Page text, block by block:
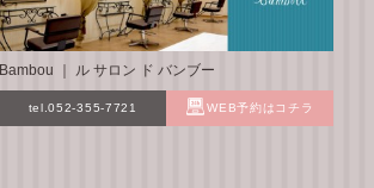
Bambou ｜ ル サロン ド バンブー
tel.052-355-7721 WEB予約はコチラ